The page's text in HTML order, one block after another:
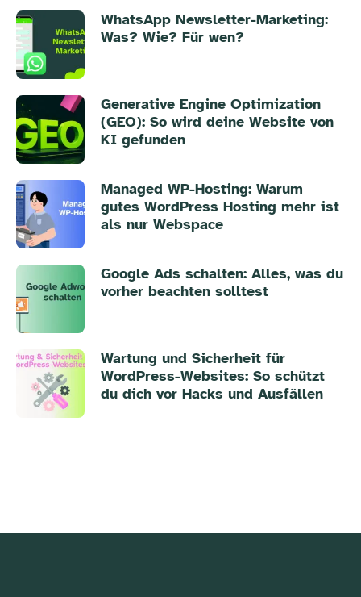
WhatsApp Newsletter-Marketing:
Was? Wie? Für wen?
Generative Engine Optimization
(GEO): So wird deine Website von
KI gefunden
Managed WP-Hosting: Warum
gutes WordPress Hosting mehr ist
als nur Webspace
Google Ads schalten: Alles, was du
vorher beachten solltest
Wartung und Sicherheit für
WordPress-Websites: So schützt
du dich vor Hacks und Ausfällen